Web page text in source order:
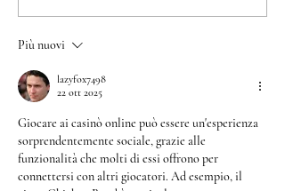
Più nuovi
lazyfox7498
22 ott 2025
Giocare ai casinò online può essere un'esperienza
sorprendentemente sociale, grazie alle
funzionalità che molti di essi offrono per
connettersi con altri giocatori. Ad esempio, il